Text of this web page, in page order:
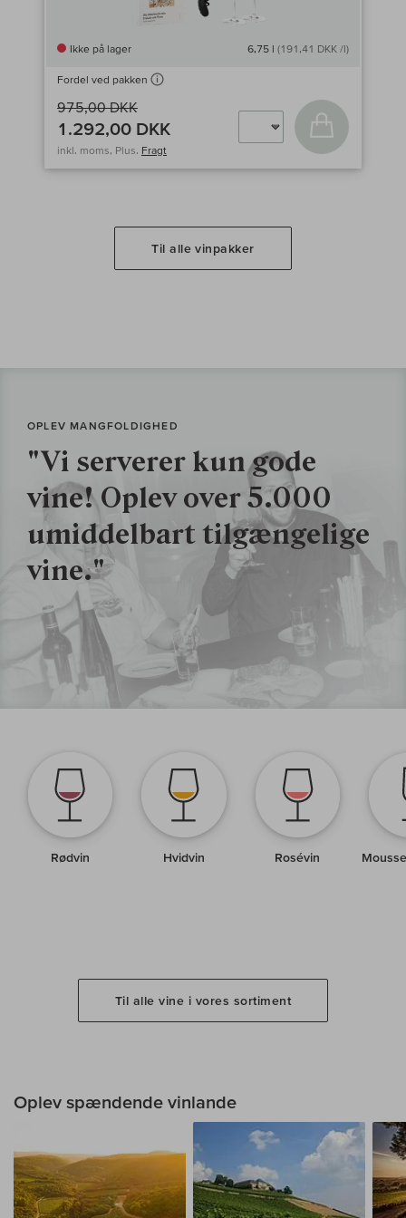
Ikke på lager 6,75 l (191,41 DKK /l)
Fordel ved pakken
975,00 DKK
1.292,00 DKK
inkl. moms, Plus. Fragt
Læg i kurv
Til alle vinpakker
OPLEV MANGFOLDIGHED
"Vi serverer kun gode
vine! Oplev over 5.000
umiddelbart tilgængelige
vine."
Rødvin Hvidvin Rosévin
Til alle vine i vores sortiment
Oplev spændende vinlande